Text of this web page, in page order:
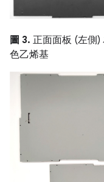
圖 3. 正面面板 (左側)
色乙烯基